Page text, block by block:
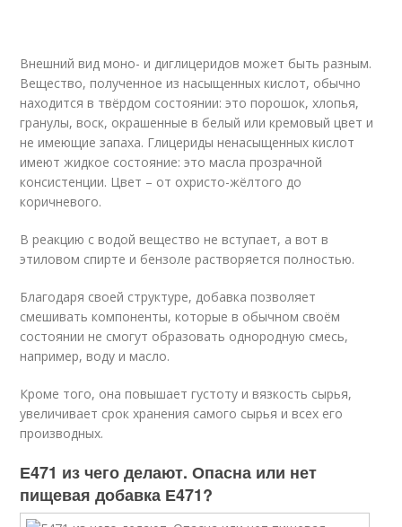
Внешний вид моно- и диглицеридов может быть разным.
Вещество, полученное из насыщенных кислот, обычно
находится в твёрдом состоянии: это порошок, хлопья,
гранулы, воск, окрашенные в белый или кремовый цвет и
не имеющие запаха. Глицериды ненасыщенных кислот
имеют жидкое состояние: это масла прозрачной
консистенции. Цвет – от охристо-жёлтого до
коричневого.
В реакцию с водой вещество не вступает, а вот в
этиловом спирте и бензоле растворяется полностью.
Благодаря своей структуре, добавка позволяет
смешивать компоненты, которые в обычном своём
состоянии не смогут образовать однородную смесь,
например, воду и масло.
Кроме того, она повышает густоту и вязкость сырья,
увеличивает срок хранения самого сырья и всех его
производных.
Е471 из чего делают. Опасна или нет
пищевая добавка Е471?